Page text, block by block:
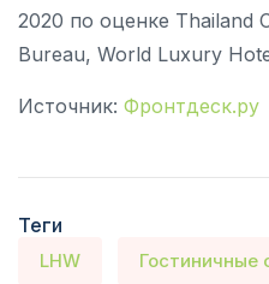
2020 по оценке Thailand
Bureau, World Luxury
Источник: Фронтдеск.ру
Теги
LHW Гостиничные